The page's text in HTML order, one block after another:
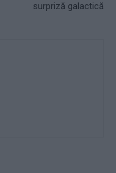
surpriză galactică